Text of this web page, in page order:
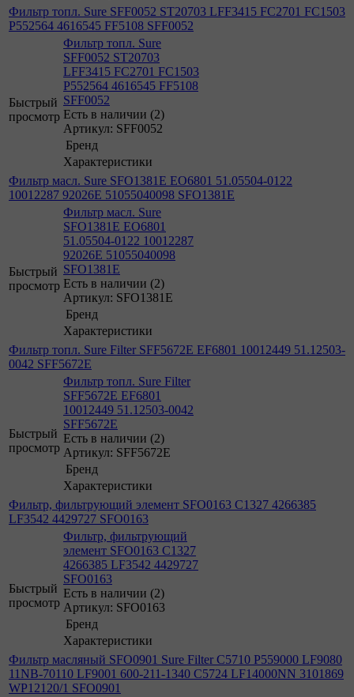
Фильтр топл. Sure SFF0052 ST20703 LFF3415 FC2701 FC1503
P552564 4616545 FF5108 SFF0052
Быстрый
просмотр
Фильтр топл. Sure
SFF0052 ST20703
LFF3415 FC2701 FC1503
P552564 4616545 FF5108
SFF0052
Есть в наличии (2)
Артикул: SFF0052
Бренд
Характеристики
Фильтр масл. Sure SFO1381E EO6801 51.05504-0122
10012287 92026E 51055040098 SFO1381E
Быстрый
просмотр
Фильтр масл. Sure
SFO1381E EO6801
51.05504-0122 10012287
92026E 51055040098
SFO1381E
Есть в наличии (2)
Артикул: SFO1381E
Бренд
Характеристики
Фильтр топл. Sure Filter SFF5672E EF6801 10012449 51.12503-
0042 SFF5672E
Быстрый
просмотр
Фильтр топл. Sure Filter
SFF5672E EF6801
10012449 51.12503-0042
SFF5672E
Есть в наличии (2)
Артикул: SFF5672E
Бренд
Характеристики
Фильтр, фильтрующий элемент SFO0163 C1327 4266385
LF3542 4429727 SFO0163
Быстрый
просмотр
Фильтр, фильтрующий
элемент SFO0163 C1327
4266385 LF3542 4429727
SFO0163
Есть в наличии (2)
Артикул: SFO0163
Бренд
Характеристики
Фильтр масляный SFO0901 Sure Filter C5710 P559000 LF9080
11NB-70110 LF9001 600-211-1340 C5724 LF14000NN 3101869
WP12120/1 SFO0901